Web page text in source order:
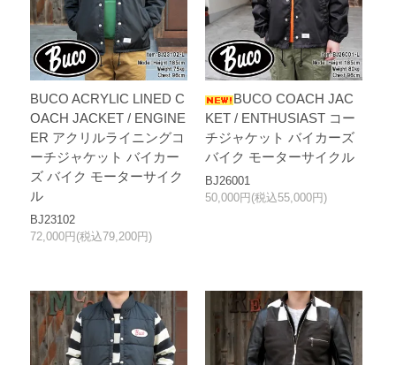
BUCO ACRYLIC LINED C
OACH JACKET / ENGINE
ER アクリルライニングコ
ーチジャケット バイカー
ズ バイク モーターサイク
ル
BJ23102
72,000円(税込79,200円)
BUCO COACH JAC
KET / ENTHUSIAST コー
チジャケット バイカーズ
バイク モーターサイクル
BJ26001
50,000円(税込55,000円)